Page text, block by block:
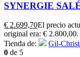
SYNERGIE
€ 2.699,70El precio
original era: € 2.800,00.
Tienda de:
Gil-
0 de 5